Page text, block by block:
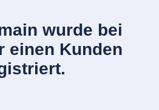
wurde bei
einen Kunden